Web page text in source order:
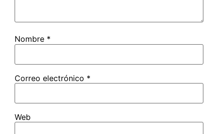
Nombre *
Correo electrónico *
Web